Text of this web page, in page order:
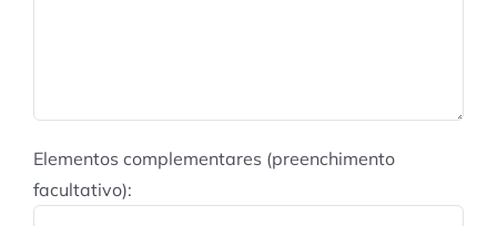
Elementos complementares (preenchimento
facultativo):